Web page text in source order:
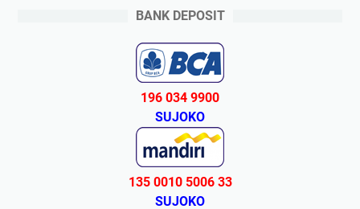
BANK DEPOSIT
196 034 9900
SUJOKO
135 0010 5006 33
SUJOKO